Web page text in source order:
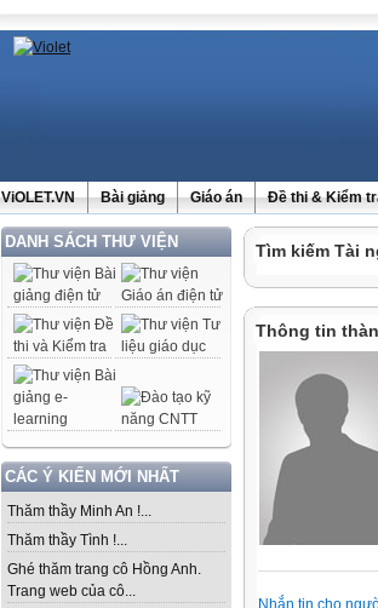
ViOLET.VN Bài giảng Giáo án Đề thi & Kiểm
DANH SÁCH THƯ VIỆN
CÁC Ý KIẾN MỚI NHẤT
Thăm thầy Minh An !...
Thăm thầy Tình !...
Ghé thăm trang cô Hồng Anh.
Trang web của cô...
Tìm kiếm Tài
Thông tin
Nhắn tin cho